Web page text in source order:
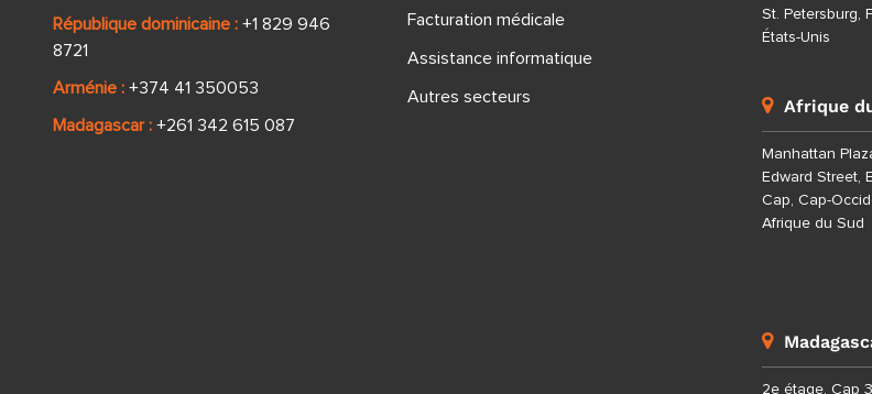
République dominicaine : +1 829 946
8721
Arménie : +374 41 350053
Madagascar : +261 342 615 087
Facturation médicale
Assistance informatique
Autres secteurs
St. Petersburg,
États-Unis
Afrique
Manhattan
Edward Street,
Cap, Cap-
Afrique du Sud
2e étage, Cap